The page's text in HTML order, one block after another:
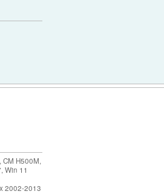
H500M,
Win 11
2002-2013